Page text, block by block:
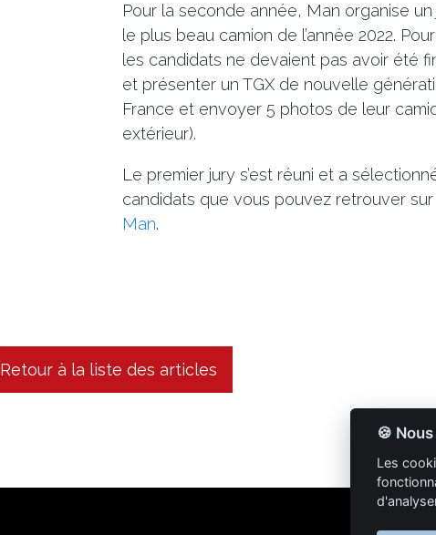
Pour la seconde année, Man organise
le plus beau camion de l’année 2022.
les candidats ne devaient pas avoir été
et présenter un TGX de nouvelle
France et envoyer 5 photos de leur
extérieur).
Le premier jury s’est réuni et a
candidats que vous pouvez retrouver
Man.
Retour à la liste des articles
🍪
Les